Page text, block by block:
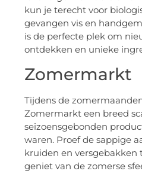
kun je terecht voor
gevangen vis en
is de perfecte plek om
ontdekken en unieke
Zomermarkt
Tijdens de
Zomermarkt een breed
seizoensgebonden
waren. Proef de sappige
kruiden en versgebakken
geniet van de zomerse